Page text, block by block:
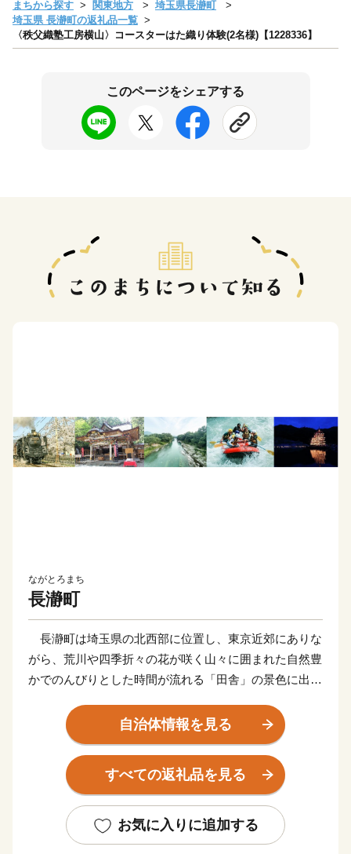
まちから探す 関東地方
埼玉県長瀞町
埼玉県 長瀞町の返礼品一覧
〈秩父織塾工房横山〉コースターはた織り体験(2名様)【1228336】
このページをシェアする
ながとろまち
長瀞町
長瀞町は埼玉県の北西部に位置し、東京近郊にありな
がら、荒川や四季折々の花が咲く山々に囲まれた自然豊
かでのんびりとした時間が流れる「田舎」の景色に出会
れた岩畳は、地質学的にも貴重であるとともに、長瀞町
を象徴する美しい風景となっており、一帯が、国の名勝
及び天然記念物に指定されています。また、風景だけで
なく、ミシュラン・グリーンガイド・ジャポン一つ星を
ティング等のアクティビティも楽しむことができ、年間
３００万人の観光客の皆さんに訪れていただいていま
自治体情報を見る
すべての返礼品を見る
お気に入りに追加する